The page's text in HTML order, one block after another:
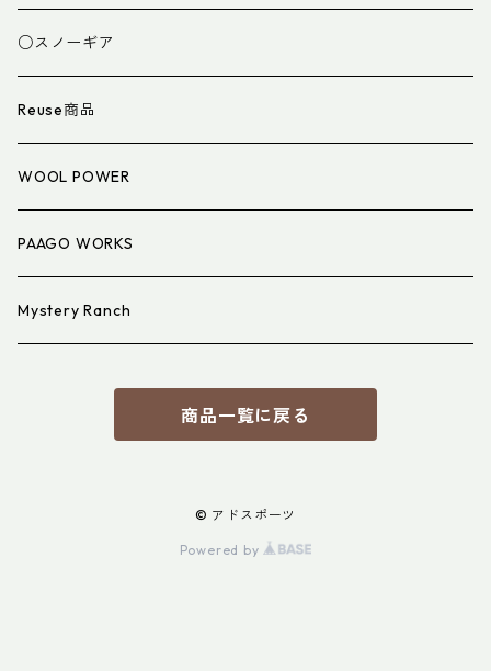
スパッツ・ゲイター
衣類小物
アイウェア
マット
寝具小物
○スノーギア
Reuse商品
WOOL POWER
PAAGO WORKS
Mystery Ranch
商品一覧に戻る
© アドスポーツ
Powered by